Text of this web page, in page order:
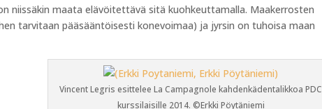
niissäkin maata elävöitettävä sitä kuohkeuttamalla. Maakerrosten
tarvitaan pääsääntöisesti konevoimaa) ja jyrsin on tuhoisa maan
Vincent Legris esittelee La Campagnole kahdenkädentalikkoa PDC
kurssilaisille 2014. ©Erkki Pöytäniemi